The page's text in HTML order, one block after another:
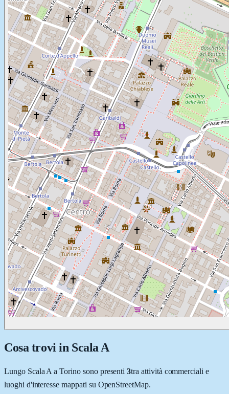
Cosa trovi in Scala A
Lungo Scala A aTorinosono presenti 3tra attività commerciali e
luoghi d'interesse mappati su OpenStreetMap.